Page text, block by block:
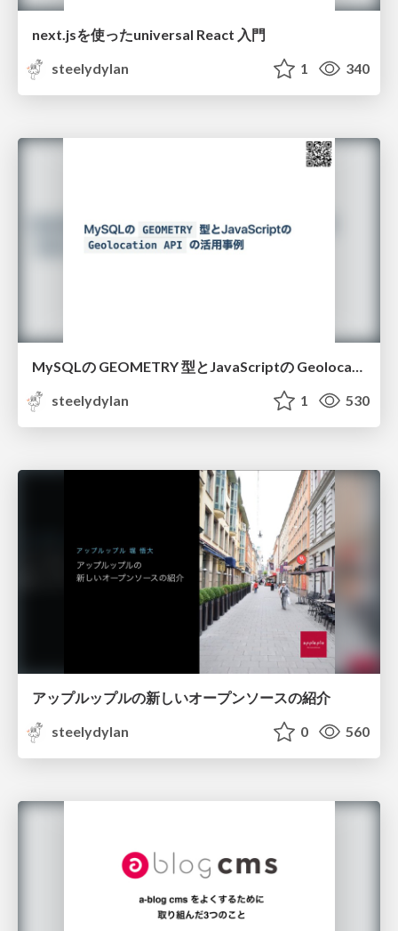
next.jsを使ったuniversal React 入門
steelydylan
1 340
steelydylan
1 530
アップルップルの新しいオープンソースの紹介
steelydylan
0 560